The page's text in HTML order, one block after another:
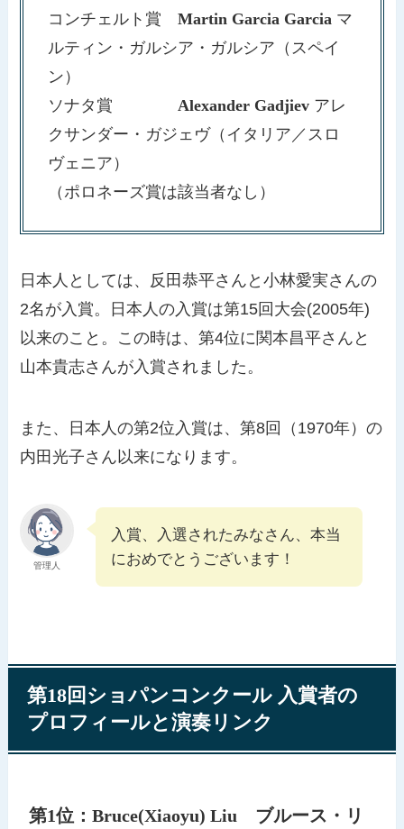
コンチェルト賞Martin Garcia Garcia マ
ルティン・ガルシア・ガルシア（スペイ
ン）
ソナタ賞 Alexander Gadjiev アレ
クサンダー・ガジェヴ（イタリア／スロ
ヴェニア）
（ポロネーズ賞は該当者なし）
日本人としては、反田恭平さんと小林愛実さんの
2名が入賞。日本人の入賞は第15回大会(2005年)
以来のこと。この時は、第4位に関本昌平さんと
山本貴志さんが入賞されました。
また、日本人の第2位入賞は、第8回（1970年）の
内田光子さん以来になります。
管理人
入賞、入選されたみなさん、本当
におめでとうございます！
第18回ショパンコンクール 入賞者の
プロフィールと演奏リンク
第1位：Bruce(Xiaoyu) Liu ブルース・リ